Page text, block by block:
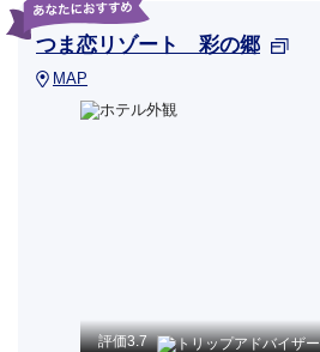
つま恋リゾート 彩の郷
MAP
評価3.7